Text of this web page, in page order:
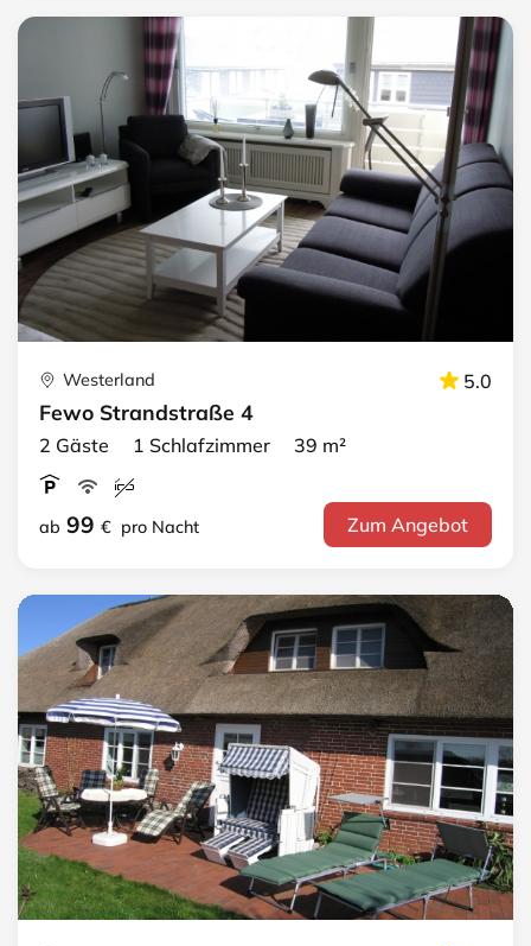
Westerland 5.0
Fewo Strandstraße 4
2 Gäste 1 Schlafzimmer 39 m²
ab 99 € pro Nacht Zum Angebot